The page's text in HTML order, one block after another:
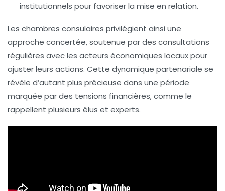
institutionnels pour favoriser la mise en relation.
Les chambres consulaires privilégient ainsi une
approche concertée, soutenue par des consultations
régulières avec les acteurs économiques locaux pour
ajuster leurs actions. Cette dynamique partenariale se
révèle d’autant plus précieuse dans une période
marquée par des tensions financières, comme le
rappellent plusieurs élus et experts.